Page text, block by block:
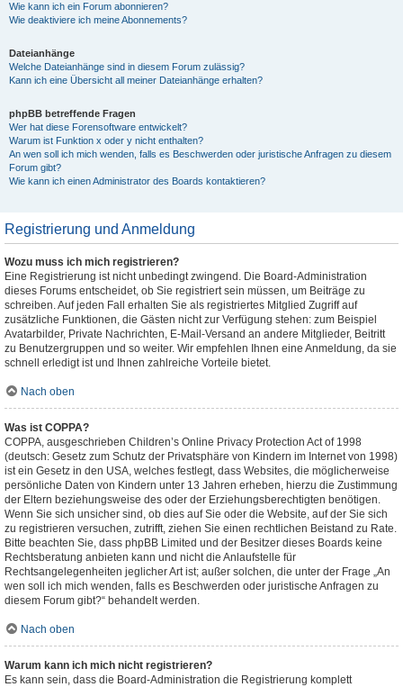
Wie kann ich ein Forum abonnieren?
Wie deaktiviere ich meine Abonnements?
Dateianhänge
Welche Dateianhänge sind in diesem Forum zulässig?
Kann ich eine Übersicht all meiner Dateianhänge erhalten?
phpBB betreffende Fragen
Wer hat diese Forensoftware entwickelt?
Warum ist Funktion x oder y nicht enthalten?
An wen soll ich mich wenden, falls es Beschwerden oder juristische Anfragen zu diesem
Forum gibt?
Wie kann ich einen Administrator des Boards kontaktieren?
Registrierung und Anmeldung
Wozu muss ich mich registrieren?
Eine Registrierung ist nicht unbedingt zwingend. Die Board-Administration
dieses Forums entscheidet, ob Sie registriert sein müssen, um Beiträge zu
schreiben. Auf jeden Fall erhalten Sie als registriertes Mitglied Zugriff auf
zusätzliche Funktionen, die Gästen nicht zur Verfügung stehen: zum Beispiel
Avatarbilder, Private Nachrichten, E-Mail-Versand an andere Mitglieder, Beitritt
zu Benutzergruppen und so weiter. Wir empfehlen Ihnen eine Anmeldung, da sie
schnell erledigt ist und Ihnen zahlreiche Vorteile bietet.
Nach oben
Was ist COPPA?
COPPA, ausgeschrieben Children’s Online Privacy Protection Act of 1998
(deutsch: Gesetz zum Schutz der Privatsphäre von Kindern im Internet von 1998)
ist ein Gesetz in den USA, welches festlegt, dass Websites, die möglicherweise
persönliche Daten von Kindern unter 13 Jahren erheben, hierzu die Zustimmung
der Eltern beziehungsweise des oder der Erziehungsberechtigten benötigen.
Wenn Sie sich unsicher sind, ob dies auf Sie oder die Website, auf der Sie sich
zu registrieren versuchen, zutrifft, ziehen Sie einen rechtlichen Beistand zu Rate.
Bitte beachten Sie, dass phpBB Limited und der Besitzer dieses Boards keine
Rechtsberatung anbieten kann und nicht die Anlaufstelle für
Rechtsangelegenheiten jeglicher Art ist; außer solchen, die unter der Frage „An
wen soll ich mich wenden, falls es Beschwerden oder juristische Anfragen zu
diesem Forum gibt?“ behandelt werden.
Nach oben
Warum kann ich mich nicht registrieren?
Es kann sein, dass die Board-Administration die Registrierung komplett